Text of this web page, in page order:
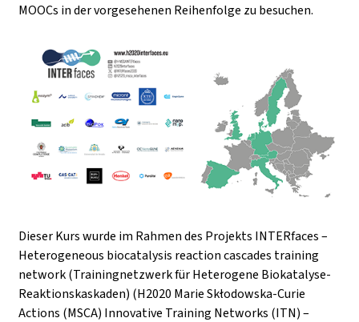
MOOCs in der vorgesehenen Reihenfolge zu besuchen.
Dieser Kurs wurde im Rahmen des Projekts INTERfaces –
Heterogeneous biocatalysis reaction cascades training
network (Trainingnetzwerk für Heterogene Biokatalyse-
Reaktionskaskaden) (H2020 Marie Skłodowska-Curie
Actions (MSCA) Innovative Training Networks (ITN) –